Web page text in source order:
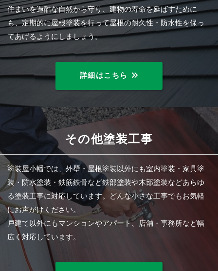
住まいを過酷な自然から守り、建物の寿命を延ばすために
も、定期的に屋根塗装を行って屋根の耐久性・防水性を保っ
てあげるようにしましょう。
詳細はこちら
その他塗装工事
塗装屋小幡では、外壁・屋根塗装以外にも室内塗装・家具塗
装・防水塗装・鉄筋鉄骨など鉄部塗装や木部塗装などあらゆ
る塗装工事に対応しています。どんな小さな工事でもお気軽
にお声がけください。
戸建て以外にもマンションやアパート、店舗・事務所など幅
広く対応しています。